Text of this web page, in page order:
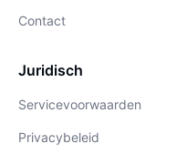
Contact
Juridisch
Servicevoorwaarden
Privacybeleid